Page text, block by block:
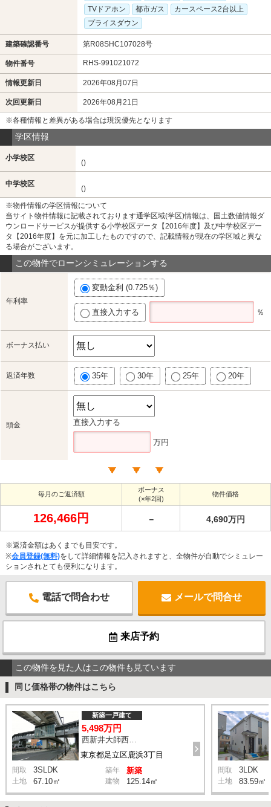
TVドアホン
都市ガス
カースペース2台以上
プライスダウン
建築確認番号 第R08SHC107028号
物件番号 RHS-991021072
情報更新日 2026年08月07日
次回更新日 2026年08月21日
※各種情報と差異がある場合は現況優先となります
学区情報
小学校区
()
中学校区
()
※物件情報の学区情報について
当サイト物件情報に記載されております通学区域(学区)情報は、国土数値情報ダ
ウンロードサービスが提供する小学校区データ【2016年度】及び中学校区デー
タ【2016年度】を元に加工したものですので、記載情報が現在の学区域と異な
る場合がございます。
この物件でローンシミュレーションする
年利率
変動金利 (0.725％)
直接入力する ％
ボーナス払い
返済年数 35年 30年 25年 20年
頭金 直接入力する
万円
毎月のご返済額
ボーナス
(×年2回)
物件価格
126,466円 － 4,690万円
※返済金額はあくまでも目安です。
※会員登録(無料)をして詳細情報を記入されますと、全物件が自動でシミュレー
ションされとても便利になります。
電話で問合わせ メールで問合せ
来店予約
この物件を見た人はこの物件も見ています
同じ価格帯の物件はこちら
東京都足立区鹿浜3丁目
新築一戸建て
5,498万円
間取 3SLDK 築年 新築
土地 67.10㎡ 建物 125.14㎡
間取 3LDK
土地 83.59㎡